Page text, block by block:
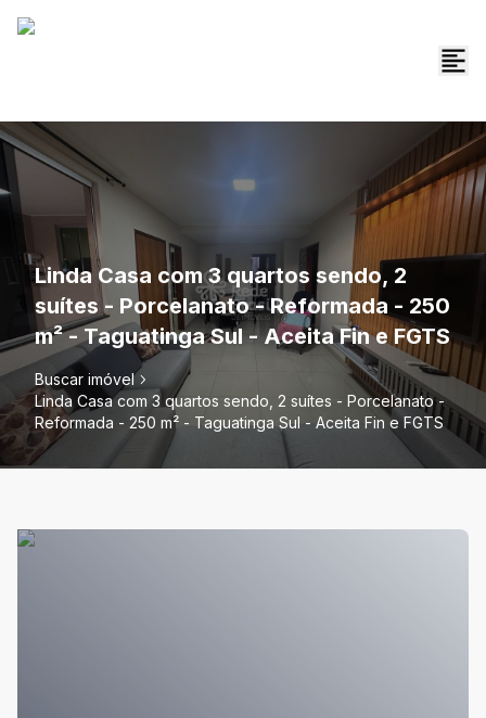
Linda Casa com 3 quartos sendo, 2
suítes - Porcelanato - Reformada - 250
m² - Taguatinga Sul - Aceita Fin e FGTS
Buscar imóvel
Linda Casa com 3 quartos sendo, 2 suítes - Porcelanato -
Reformada - 250 m² - Taguatinga Sul - Aceita Fin e FGTS